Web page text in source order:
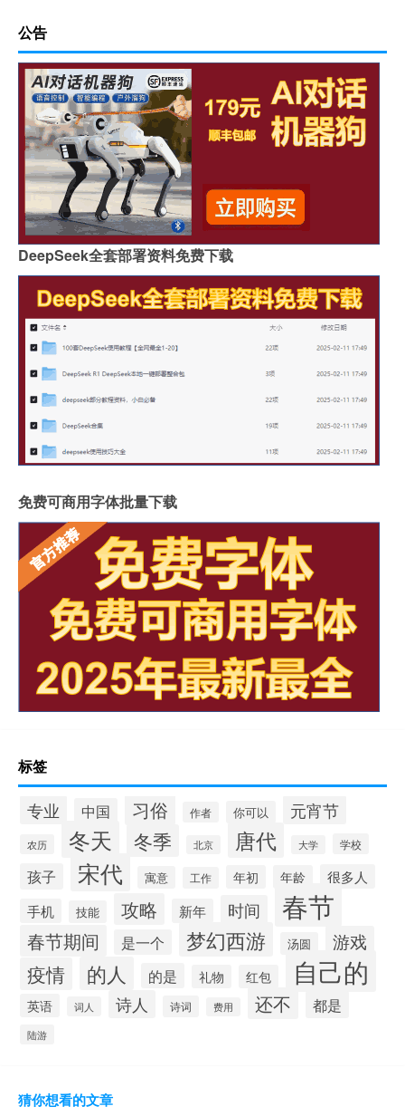
公告
DeepSeek全套部署资料免费下载
免费可商用字体批量下载
标签
专业 中国 习俗 作者 你可以 元宵节
农历 冬天 冬季 北京 唐代 大学 学校
孩子 宋代 寓意 工作 年初 年龄
很多人
手机
技能 攻略 新年 时间 春节
春节期间 是一个 梦幻西游 汤圆 游戏
疫情 的人 的是 礼物 红包 自己的
英语 词人 诗人 诗词 费用 还不 都是
陆游
猜你想看的文章